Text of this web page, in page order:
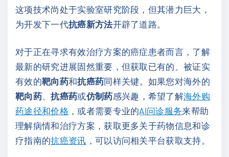
这项技术尚处于实验室研究阶段，但其潜力巨大，
为开发下一代抗癌新方法开辟了道路。
对于正在寻求有效治疗方案的癌症患者而言，了解
最新的研究进展固然重要，但获取已有的、被证实
有效的靶向药和抗癌药同样关键。如果您对海外的
靶向药、抗癌药或仿制药感兴趣，希望了解海外购
药途径和价格 ，或者需要专业的AI问诊服务来帮助
理解病情和治疗方案，获取更多关于药物信息和诊
疗指南的抗癌资讯 ，可以访问相关平台获取支持。